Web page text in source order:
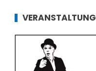
VERANSTALTUNG